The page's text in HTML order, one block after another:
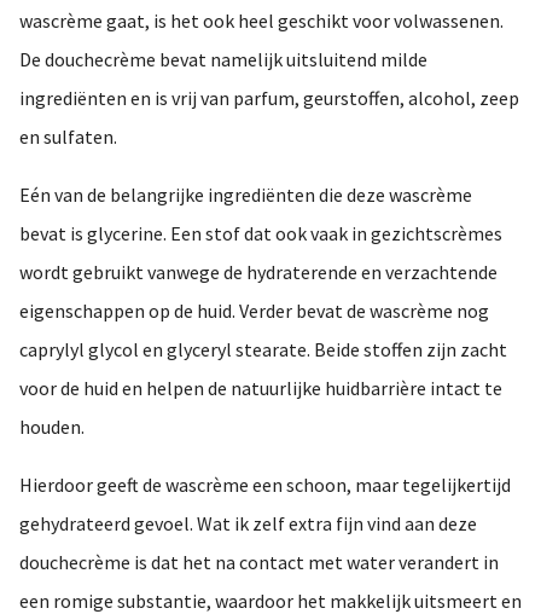
wascrème gaat, is het ook heel geschikt voor volwassenen.
De douchecrème bevat namelijk uitsluitend milde
ingrediënten en is vrij van parfum, geurstoffen, alcohol, zeep
en sulfaten.
Eén van de belangrijke ingrediënten die deze wascrème
bevat is glycerine. Een stof dat ook vaak in gezichtscrèmes
wordt gebruikt vanwege de hydraterende en verzachtende
eigenschappen op de huid. Verder bevat de wascrème nog
caprylyl glycol en glyceryl stearate. Beide stoffen zijn zacht
voor de huid en helpen de natuurlijke huidbarrière intact te
houden.
Hierdoor geeft de wascrème een schoon, maar tegelijkertijd
gehydrateerd gevoel. Wat ik zelf extra fijn vind aan deze
douchecrème is dat het na contact met water verandert in
een romige substantie, waardoor het makkelijk uitsmeert en